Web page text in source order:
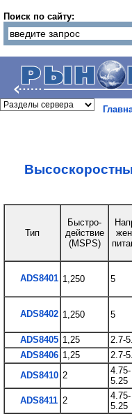
Поиск по сайту:
Тип
Быстро-
действие
(MSPS)
ADS8401 1,250 5
ADS8402 1,250 5
ADS8405 1,25 2.7-
ADS8406 1,25 2.7-
ADS8410 2
4.75-
5.25
ADS8411 2
4.75-
5.25